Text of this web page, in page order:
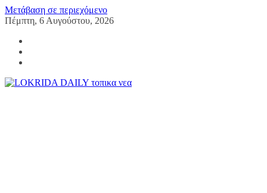
Μετάβαση σε περιεχόμενο
Πέμπτη, 6 Αυγούστου, 2026